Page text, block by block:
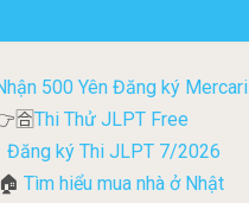
500 Yên Đăng ký Mercari
Thi Thử JLPT Free
Đăng ký Thi JLPT 7/2026
Tìm hiểu mua nhà ở Nhật